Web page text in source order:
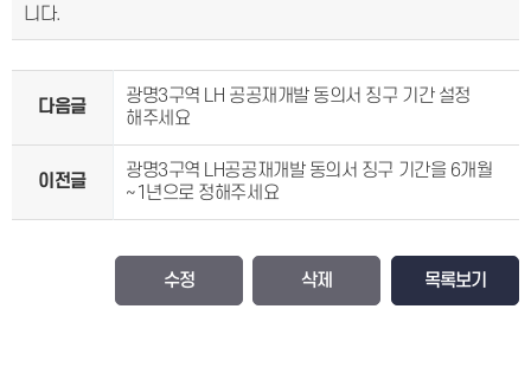
니다.
다음글
광명3구역 LH 공공재개발 동의서 징구 기간 설정
해주세요
이전글
광명3구역 LH공공재개발 동의서 징구 기간을 6개월
~1년으로 정해주세요
수정 삭제 목록보기